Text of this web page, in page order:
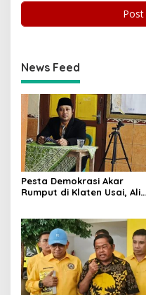
News Feed
Pesta Demokrasi Akar
Rumput di Klaten Usai, Alim